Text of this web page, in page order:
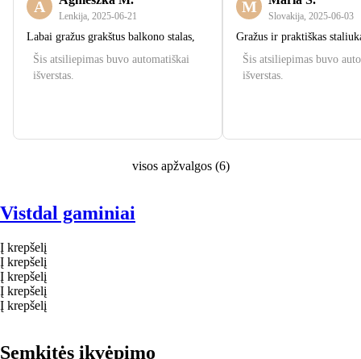
A
Lenkija 2025‑06‑21
Labai gražus grakštus balkono stalas,
Šis atsiliepimas buvo automatiškai
išverstas.
M
Slovakija 2025‑06‑03
Gražus ir praktiškas
Šis atsiliepimas buvo
išverstas.
visos apžvalgos(6)
Vistdal gaminiai
Į krepšelį
Į krepšelį
Į krepšelį
Į krepšelį
Į krepšelį
Semkitės įkvėpimo